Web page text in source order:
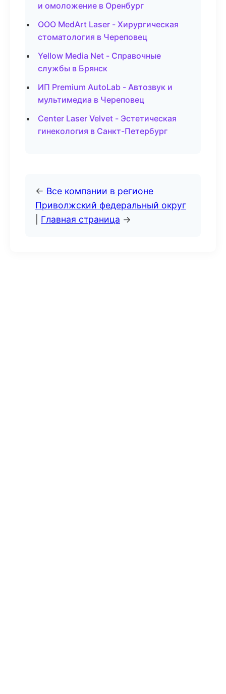
и омоложение в Оренбург
ООО MedArt Laser - Хирургическая
стоматология в Череповец
Yellow Media Net - Справочные
службы в Брянск
ИП Premium AutoLab - Автозвук и
мультимедиа в Череповец
Center Laser Velvet - Эстетическая
гинекология в Санкт-Петербург
← Все компании в регионе
Приволжский федеральный округ
Главная страница →